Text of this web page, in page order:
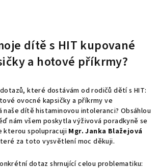
dítě s HIT kupované
a hotové příkrmy?
které dostávám od rodičů dětí s HIT:
ovocné kapsičky a příkrmy ve
naše dítě histaminovou intoleranci? Obsáhlou
nám všem poskytla výživová poradkyně se
kterou spolupracuji Mgr. Janka Blažejová
za toto vysvětlení moc děkuji.
dotaz shrnující celou problematiku: